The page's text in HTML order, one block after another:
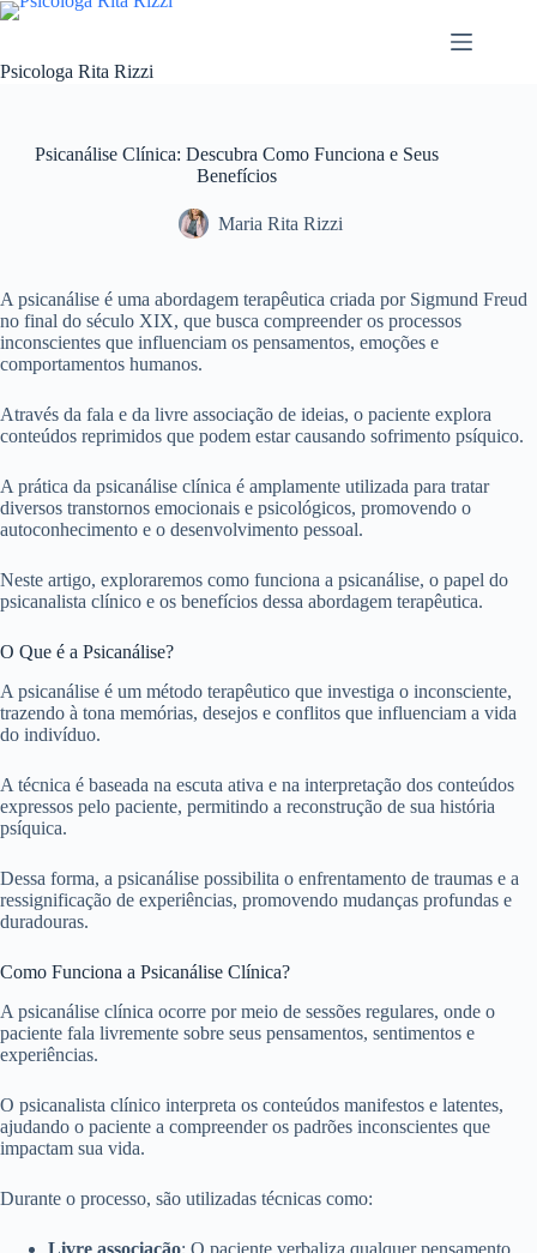
Pular
conteúdo
Psicologa Rita Rizzi
Psicanálise Clínica: Descubra Como Funciona e Seus
Benefícios
Maria Rita Rizzi
A psicanálise é uma abordagem terapêutica criada por Sigmund Freud
no final do século XIX, que busca compreender os processos
inconscientes que influenciam os pensamentos, emoções e
comportamentos humanos.
Através da fala e da livre associação de ideias, o paciente explora
conteúdos reprimidos que podem estar causando sofrimento psíquico.
A prática da psicanálise clínica é amplamente utilizada para tratar
diversos transtornos emocionais e psicológicos, promovendo o
autoconhecimento e o desenvolvimento pessoal.
Neste artigo, exploraremos como funciona a psicanálise, o papel do
psicanalista clínico e os benefícios dessa abordagem terapêutica.
O Que é a Psicanálise?
A psicanálise é um método terapêutico que investiga o inconsciente,
trazendo à tona memórias, desejos e conflitos que influenciam a vida
do indivíduo.
A técnica é baseada na escuta ativa e na interpretação dos conteúdos
expressos pelo paciente, permitindo a reconstrução de sua história
psíquica.
Dessa forma, a psicanálise possibilita o enfrentamento de traumas e a
ressignificação de experiências, promovendo mudanças profundas e
duradouras.
Como Funciona a Psicanálise Clínica?
A psicanálise clínica ocorre por meio de sessões regulares, onde o
paciente fala livremente sobre seus pensamentos, sentimentos e
experiências.
O psicanalista clínico interpreta os conteúdos manifestos e latentes,
ajudando o paciente a compreender os padrões inconscientes que
impactam sua vida.
Durante o processo, são utilizadas técnicas como:
Livre associação: O paciente verbaliza qualquer pensamento